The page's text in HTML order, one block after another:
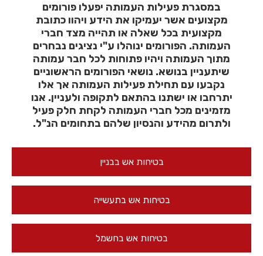
במסגרת פעילות העמותה יפעלו פורומים
מקצועים אשר יעמיקו את הידע ויהוו כתובת
מקצועית בכל שאלה או תהייה מצד חברי
העמותה. הפורומים ינוהלו ע"י נציגים נבחרים
מתוך העמותה ויהיו פתוחות לכל חבר עמותה
שיתעניין בנושא. נושאי הפורומים הראשוניים
נקבעו עם תחילת פעילות העמותה אך אלו
יתרחבו או ישתנו בהתאם לתקופה ולעניין. אנו
מזמינים מכל חברי העמותה לקחת חלק פעיל
ולתרום מהידע והנסיון שלהם בתחומים הנ"ל.
בטיחות אש בבניין
בטיחות אש בתעשייה
בטיחות אש בחשמל